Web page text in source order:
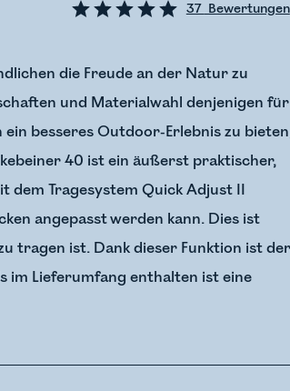
37 Bewertungen
die Freude an der Natur zu
und Materialwahl denjenigen für
besseres Outdoor-Erlebnis zu
40 ist ein äußerst praktischer,
dem Tragesystem Quick Adjust II
angepasst werden kann. Dies ist
tragen ist. Dank dieser Funktion ist
im Lieferumfang enthalten ist eine